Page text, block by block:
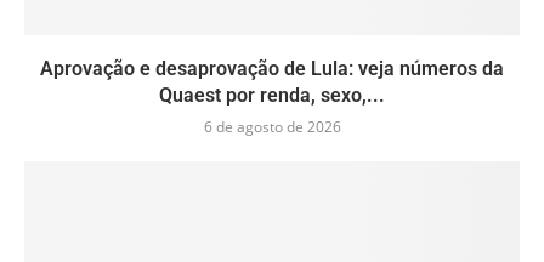
Aprovação e desaprovação de Lula: veja números da
Quaest por renda, sexo,...
6 de agosto de 2026